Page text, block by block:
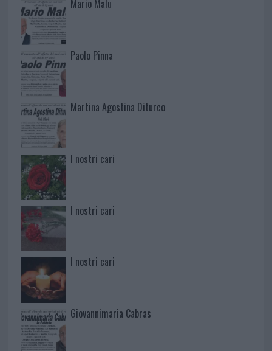
Mario Malu
Paolo Pinna
Martina Agostina Diturco
I nostri cari
I nostri cari
I nostri cari
Giovannimaria Cabras